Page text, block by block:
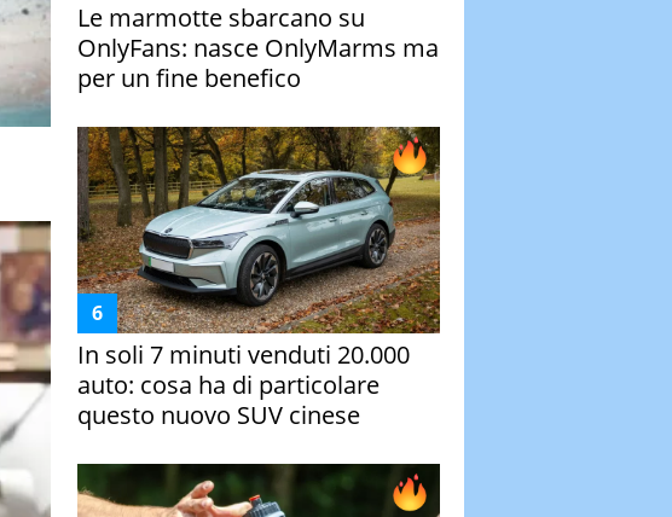
Le marmotte sbarcano su
OnlyFans: nasce OnlyMarms ma
per un fine benefico
In soli 7 minuti venduti 20.000
auto: cosa ha di particolare
questo nuovo SUV cinese